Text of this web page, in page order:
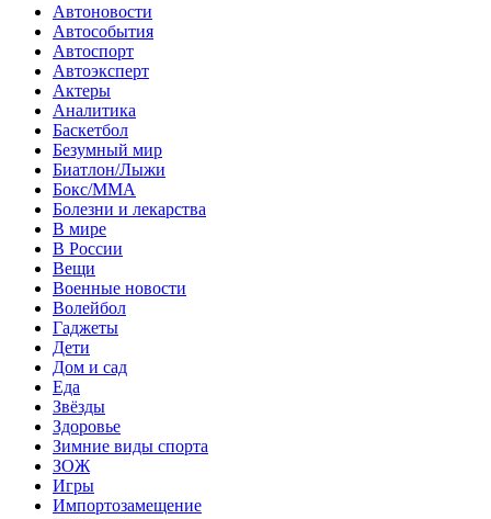
Автоновости
Автособытия
Автоспорт
Автоэксперт
Актеры
Аналитика
Баскетбол
Безумный мир
Биатлон/Лыжи
Бокс/MMA
Болезни и лекарства
В мире
В России
Вещи
Военные новости
Волейбол
Гаджеты
Дети
Дом и сад
Еда
Звёзды
Здоровье
Зимние виды спорта
ЗОЖ
Игры
Импортозамещение